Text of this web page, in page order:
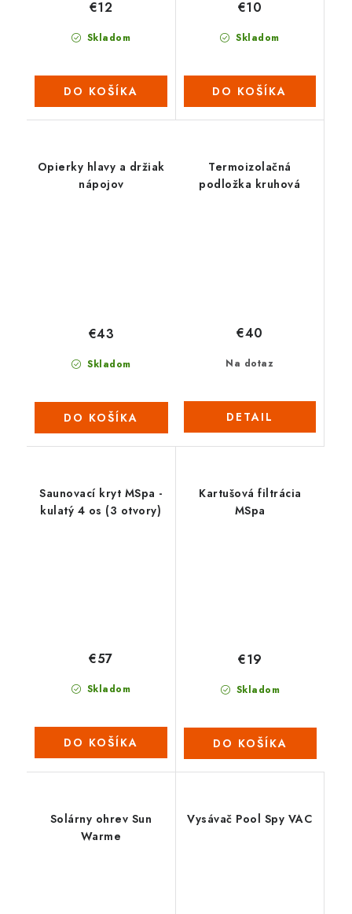
Skladom
€12
DO KOŠÍKA
Skladom
€10
DO KOŠÍKA
Opierky hlavy a držiak
nápojov
Skladom
€43
DO KOŠÍKA
Termoizolačná
podložka kruhová
Na dotaz
€40
DETAIL
Saunovací kryt MSpa -
kulatý 4 os (3 otvory)
Skladom
€57
DO KOŠÍKA
Kartušová filtrácia
MSpa
Skladom
€19
DO KOŠÍKA
Solárny ohrev Sun
Warme
Vysávač Pool Spy VAC